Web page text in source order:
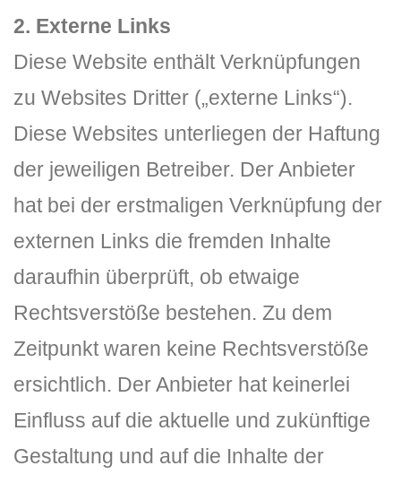
2. Externe Links
Diese Website enthält Verknüpfungen
zu Websites Dritter („externe Links“).
Diese Websites unterliegen der Haftung
der jeweiligen Betreiber. Der Anbieter
hat bei der erstmaligen Verknüpfung der
externen Links die fremden Inhalte
daraufhin überprüft, ob etwaige
Rechtsverstöße bestehen. Zu dem
Zeitpunkt waren keine Rechtsverstöße
ersichtlich. Der Anbieter hat keinerlei
Einfluss auf die aktuelle und zukünftige
Gestaltung und auf die Inhalte der